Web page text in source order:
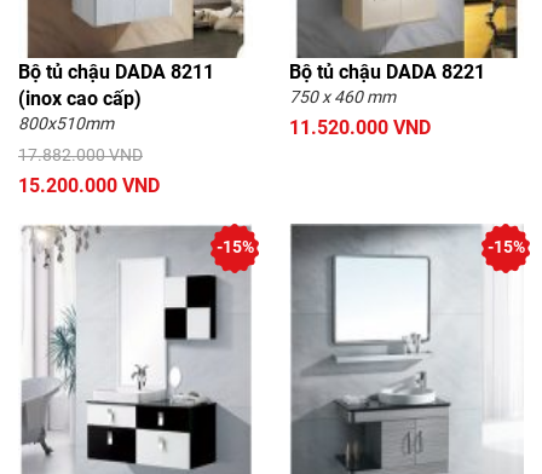
Bộ tủ chậu DADA 8211
(inox cao cấp)
800x510mm
17.882.000 VND
15.200.000 VND
Bộ tủ chậu DADA 8221
750 x 460 mm
11.520.000 VND
-15% -15%